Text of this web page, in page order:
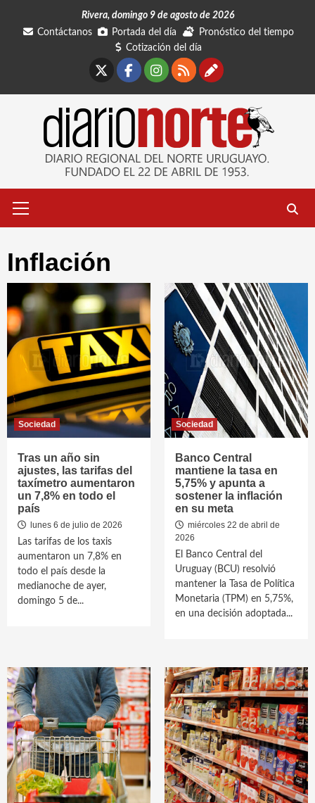
Rivera, domingo 9 de agosto de 2026
Contáctanos
Portada del día
Pronóstico del tiempo
Cotización del día
Facebook
Instagram
RSSContáctanos
primario
Inflación
Sociedad
Tras un año sin
ajustes, las tarifas del
taxímetro aumentaron
un 7,8% en todo el
país
lunes 6 de julio de 2026
Las tarifas de los taxis
aumentaron un 7,8% en
todo el país desde la
medianoche de ayer,
domingo 5 de...
Sociedad
Banco Central
mantiene la tasa en
5,75% y apunta a
sostener la inflación
en su meta
miércoles 22 de abril de
2026
El Banco Central del
Uruguay (BCU) resolvió
mantener la Tasa de Política
Monetaria (TPM) en 5,75%,
en una decisión adoptada...